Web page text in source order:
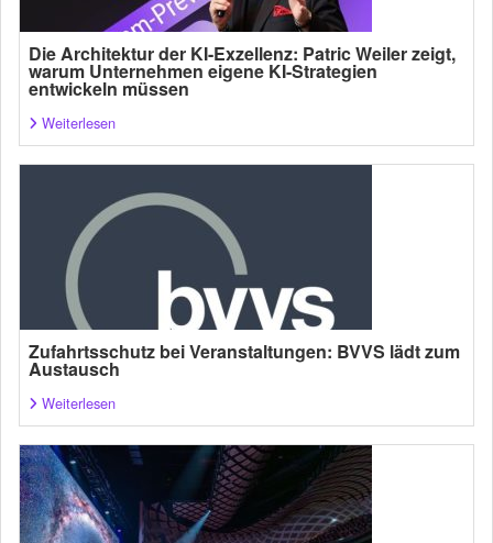
Die Architektur der KI-Exzellenz: Patric Weiler zeigt,
warum Unternehmen eigene KI-Strategien
entwickeln müssen
Weiterlesen
Zufahrtsschutz bei Veranstaltungen: BVVS lädt zum
Austausch
Weiterlesen